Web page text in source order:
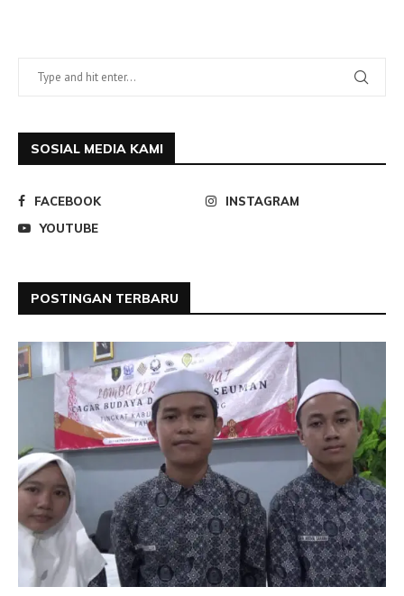
SOSIAL MEDIA KAMI
FACEBOOK
INSTAGRAM
YOUTUBE
POSTINGAN TERBARU